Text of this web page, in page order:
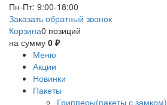
Пн-Пт: 9:00-18:00
Заказать обратный звонок
Корзина0 позиций
на сумму 0 ₽
Меню
Акции
Новинки
Пакеты
Грипперы(пакеты с замком)